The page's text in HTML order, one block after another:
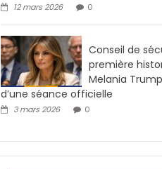
12 mars 2026 0
Conseil de
première
Melania
d’une séance officielle
3 mars 2026 0